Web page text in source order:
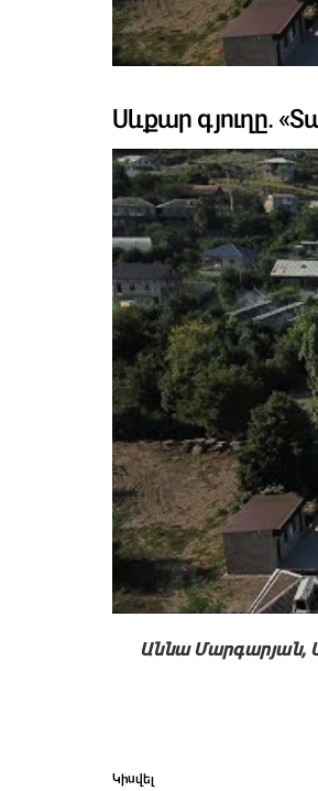
Սևքար գյուղը.
Աննա Մարգարյան,
Կիսվել